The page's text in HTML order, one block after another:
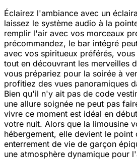
Éclairez l'ambiance avec un
laissez le système audio à la
remplir l'air avec vos morceaux
précommandez, le bar intégré
avec vos spiritueux préférés,
tout en découvrant les merveilles
vous prépariez pour la soirée à
profitiez des vues panoramiques
Bien qu'il n'y ait pas de code
une allure soignée ne peut pas
vivre ce moment est idéal en
votre nuit. Alors que la limousine
hébergement, elle devient le
enterrement de vie de garçon
une atmosphère dynamique pour